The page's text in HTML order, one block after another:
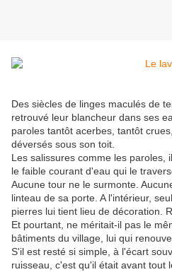
Des siècles de linges maculés de
retrouvé leur blancheur dans ses
paroles tantôt acerbes, tantôt
déversés sous son toit.
Les salissures comme les paroles,
le faible courant d'eau qui le
Aucune tour ne le surmonte.
linteau de sa porte. A l'intérieur,
pierres lui tient lieu de décoration.
Et pourtant, ne méritait-il pas le
bâtiments du village, lui qui
S'il est resté si simple, à l'écart
ruisseau, c'est qu'il était avant tout